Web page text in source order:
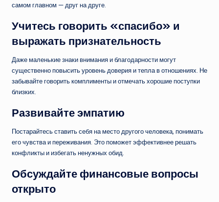
самом главном — друг на друге.
Учитесь говорить «спасибо» и
выражать признательность
Даже маленькие знаки внимания и благодарности могут
существенно повысить уровень доверия и тепла в отношениях. Не
забывайте говорить комплименты и отмечать хорошие поступки
близких.
Развивайте эмпатию
Постарайтесь ставить себя на место другого человека, понимать
его чувства и переживания. Это поможет эффективнее решать
конфликты и избегать ненужных обид.
Обсуждайте финансовые вопросы
открыто